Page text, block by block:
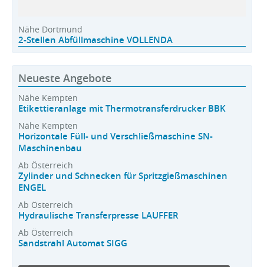
Nähe Dortmund
2-Stellen Abfüllmaschine VOLLENDA
Neueste Angebote
Nähe Kempten
Etikettieranlage mit Thermotransferdrucker BBK
Nähe Kempten
Horizontale Füll- und Verschließmaschine SN-
Maschinenbau
Ab Österreich
Zylinder und Schnecken für Spritzgießmaschinen
ENGEL
Ab Österreich
Hydraulische Transferpresse LAUFFER
Ab Österreich
Sandstrahl Automat SIGG